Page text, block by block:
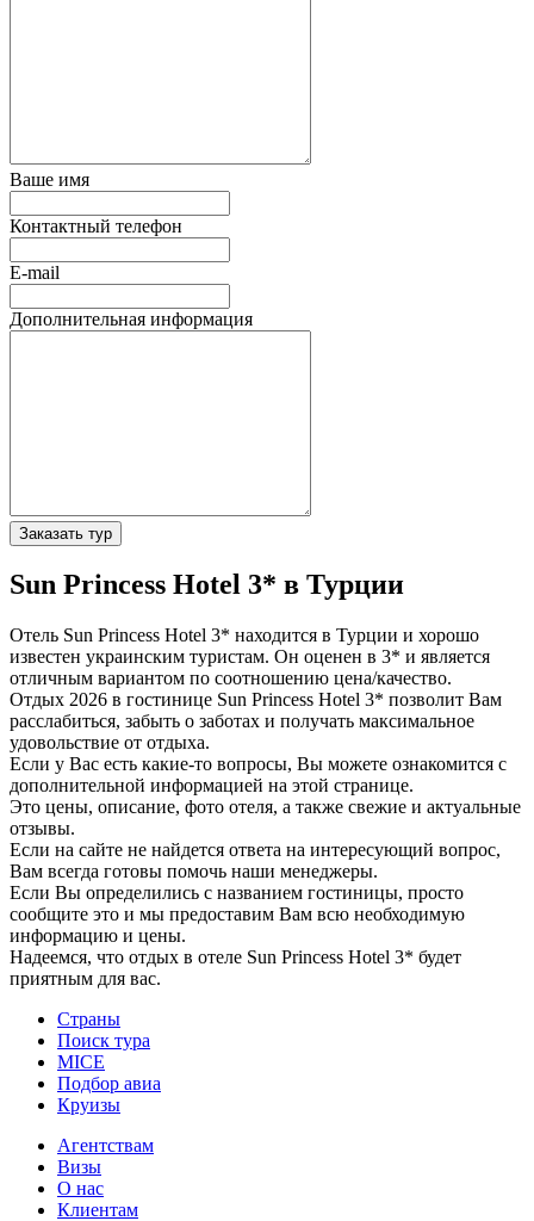
Ваше имя
Контактный телефон
E-mail
Дополнительная информация
Заказать тур
Sun Princess Hotel 3* в Турции
Отель Sun Princess Hotel 3* находится в Турции и хорошо
известен украинским туристам. Он оценен в 3* и является
отличным вариантом по соотношению цена/качество.
Отдых 2026 в гостинице Sun Princess Hotel 3* позволит Вам
расслабиться, забыть о заботах и получать максимальное
удовольствие от отдыха.
Если у Вас есть какие-то вопросы, Вы можете ознакомится с
дополнительной информацией на этой странице.
Это цены, описание, фото отеля, а также свежие и актуальные
отзывы.
Если на сайте не найдется ответа на интересующий вопрос,
Вам всегда готовы помочь наши менеджеры.
Если Вы определились с названием гостиницы, просто
сообщите это и мы предоставим Вам всю необходимую
информацию и цены.
Надеемся, что отдых в отеле Sun Princess Hotel 3* будет
приятным для вас.
Страны
Поиск тура
MICE
Подбор авиа
Круизы
Агентствам
Визы
О нас
Клиентам